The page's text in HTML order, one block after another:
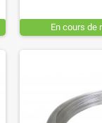
En cours de